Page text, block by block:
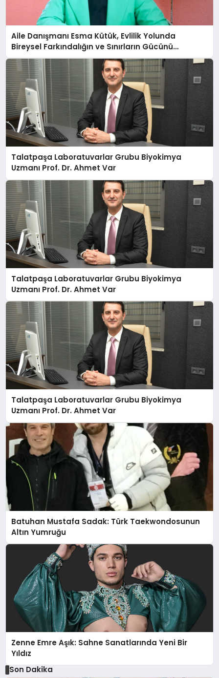
Aile Danışmanı Esma Kütük, Evlilik Yolunda
Bireysel Farkındalığın ve Sınırların Gücünü
Anlatıyor
Talatpaşa Laboratuvarlar Grubu Biyokimya
Uzmanı Prof. Dr. Ahmet Var
Talatpaşa Laboratuvarlar Grubu Biyokimya
Uzmanı Prof. Dr. Ahmet Var
Talatpaşa Laboratuvarlar Grubu Biyokimya
Uzmanı Prof. Dr. Ahmet Var
Batuhan Mustafa Sadak: Türk Taekwondosunun
Altın Yumruğu
Zenne Emre Aşık: Sahne Sanatlarında Yeni Bir
Yıldız
Son Dakika